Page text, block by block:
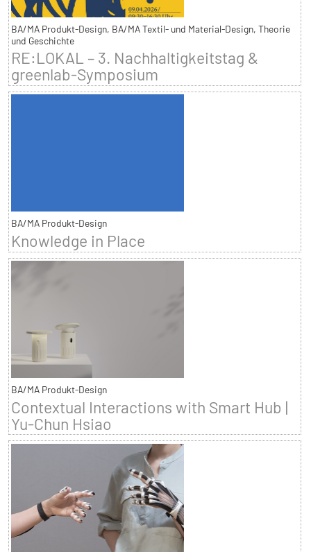
BA/MA Produkt-Design, BA/MA Textil- und Material-Design, Theorie
und Geschichte
RE:LOKAL – 3. Nachhaltigkeitstag &
greenlab-Symposium
BA/MA Produkt-Design
Knowledge in Place
BA/MA Produkt-Design
Contextual Interactions with Smart Hub |
Yu-Chun Hsiao